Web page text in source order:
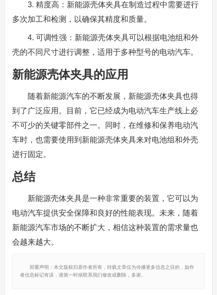
3. 精度高：新能源壳体夹具在制造过程中需要进行
多次加工和检测，以确保其精度和质量。
4. 可调性强：新能源壳体夹具可以根据电池组和外
壳的不同尺寸进行调整，适用于多种型号的电动汽车。
新能源壳体夹具的应用
随着新能源汽车的不断发展，新能源壳体夹具也得
到了广泛应用。目前，它已经成为电动汽车生产线上必
不可少的关键零部件之一。同时，在维修和保养电动汽
车时，也需要使用到新能源壳体夹具来对电池组和外壳
进行固定。
总结
新能源壳体夹具是一种非常重要的装置，它可以为
电动汽车提供安全保障和良好的性能表现。未来，随着
新能源汽车市场的不断扩大，相信这种装置的需求量也
会越来越大。
郑重声明：本文版权归原作者所有，转载文章仅为传播更多信息之目的，如作
者信息标记有误，请第一时候联系我们修改或删除，多谢。